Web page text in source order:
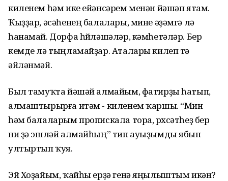
киленем һәм ике ейәнсәрем менән йәшәп ятам.
Ҡыҙҙар, әсәһенең балалары, мине әҙәмгә лә
һанамай. Дорфа һөйләшәләр, кәмһетәләр. Бер
кемде лә тыңламайҙар. Аталары килеп тә
әйләнмәй.
Был тамуҡта йәшәй алмайым, фатирҙы һатып,
алмаштырырға итәм - киленем ҡаршы. “Мин
һәм балаларым пропискала тора, рөхсәтһеҙ бер
ни ҙә эшләй алмайһың” тип ауыҙымды ябып
ултыртып ҡуя.
Эй Хоҙайым, ҡайһы ерҙә генә яңылыштым икән?